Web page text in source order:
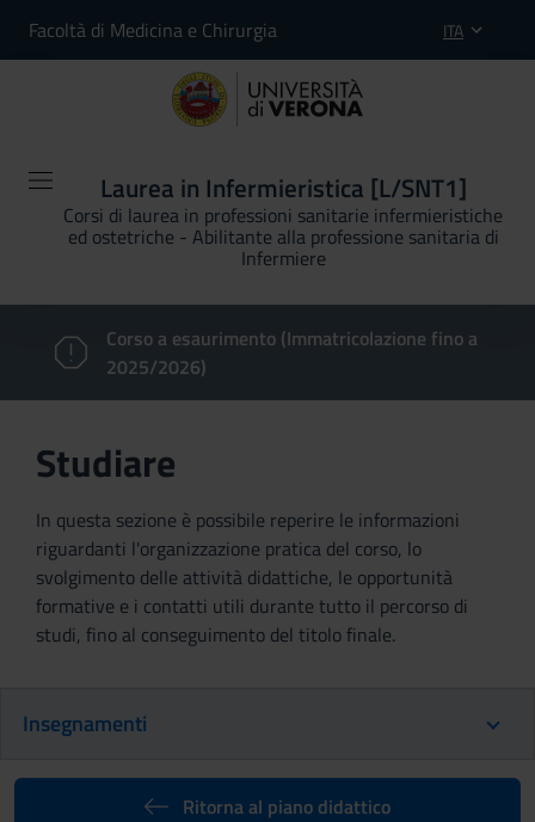
Facoltà di Medicina e Chirurgia ITA
Laurea in Infermieristica [L/SNT1]
Corsi di laurea in professioni sanitarie infermieristiche
ed ostetriche - Abilitante alla professione sanitaria di
Infermiere
Corso a esaurimento (Immatricolazione fino a
2025/2026)
Studiare
In questa sezione è possibile reperire le informazioni
riguardanti l'organizzazione pratica del corso, lo
svolgimento delle attività didattiche, le opportunità
formative e i contatti utili durante tutto il percorso di
studi, fino al conseguimento del titolo finale.
Insegnamenti
Ritorna al piano didattico